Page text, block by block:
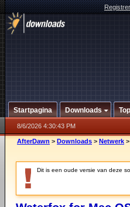
Startpagina Downloads
8/6/2026 4:30:43 PM
AfterDawn > Downloads > Netwerk >
Dit is een oude versie van deze